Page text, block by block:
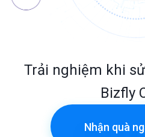
Trải nghiệm khi
Bizfly
Nhận quà